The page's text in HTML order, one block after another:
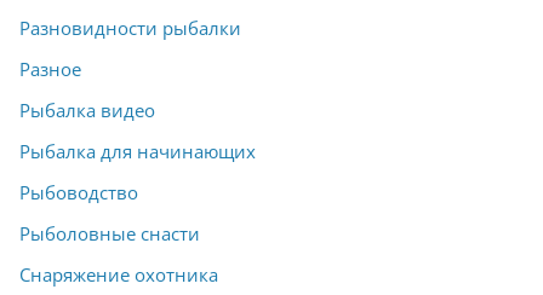
Разновидности рыбалки
Разное
Рыбалка видео
Рыбалка для начинающих
Рыбоводство
Рыболовные снасти
Снаряжение охотника